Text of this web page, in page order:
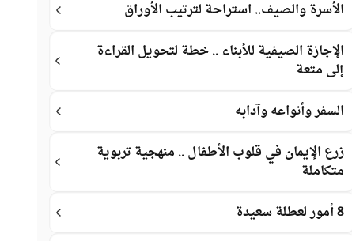
الأسرة والصيف.. استراحة لترتيب الأوراق
الإجازة الصيفية للأبناء .. خطة لتحويل القراءة
إلى متعة
السفر وأنواعه وآدابه
زرع الإيمان في قلوب الأطفال .. منهجية تربوية
متكاملة
8 أمور لعطلة سعيدة